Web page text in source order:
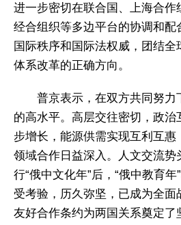
进一步密切在联合国、上海合作
经合组织等多边平台的协调和
国际秩序和国际法权威，团结
体系改革的正确方向。
普京表示，在双方共同努
的高水平。高层交往密切，政
步增长，能源供需实现互利互
领域合作日益深入。人文交流势
行“俄中文化年”后，“俄中教育
受考验，历久弥坚，已成为全面
友好合作条约为两国关系奠定